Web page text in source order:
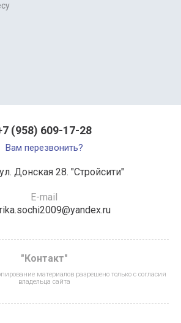
(958) 609-17-28
Вам перезвонить?
Донская 28. "Стройсити"
E-mail
"Контакт"
материалов разрешено только с согласия
владельца сайта